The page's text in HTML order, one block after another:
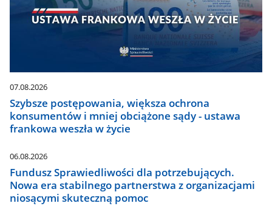
07.08.2026
Szybsze postępowania, większa ochrona
konsumentów i mniej obciążone sądy - ustawa
frankowa weszła w życie
06.08.2026
Fundusz Sprawiedliwości dla potrzebujących.
Nowa era stabilnego partnerstwa z organizacjami
niosącymi skuteczną pomoc